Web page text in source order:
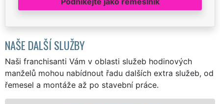
NAŠE DALŠÍ SLUŽBY
Naši franchisanti Vám v oblasti služeb hodinových
manželů mohou nabídnout řadu dalších extra služeb, od
řemesel a montáže až po stavební práce.